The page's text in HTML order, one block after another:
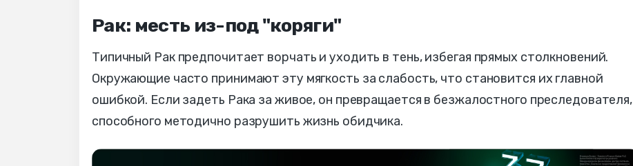
Рак: месть из-под "коряги"
Типичный Рак предпочитает ворчать и уходить в тень, избегая прямых столкновений.
Окружающие часто принимают эту мягкость за слабость, что становится их главной
ошибкой. Если задеть Рака за живое, он превращается в безжалостного преследователя,
способного методично разрушить жизнь обидчика.